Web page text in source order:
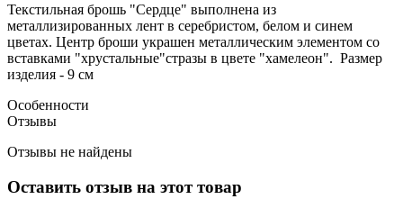
Текстильная брошь "Сердце" выполнена из
металлизированных лент в серебристом, белом и синем
цветах. Центр броши украшен металлическим элементом со
вставками "хрустальные"стразы в цвете "хамелеон". Размер
изделия - 9 см
Особенности
Отзывы
Отзывы не найдены
Оставить отзыв на этот товар